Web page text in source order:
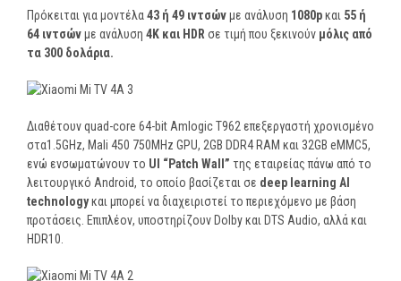
Πρόκειται για μοντέλα43 ή 49 ιντσώνμε ανάλυση 1080pκαι 55 ή
64 ιντσώνμε ανάλυση 4K και HDR σε τιμή που ξεκινούν μόλις από
τα 300 δολάρια.
Διαθέτουν quad-core 64-bit Amlogic T962 επεξεργαστή χρονισμένο
στα1.5GHz, Mali 450 750MHz GPU, 2GB DDR4 RAM και 32GB eMMC5,
ενώ ενσωματώνουν το UI “Patch Wall” της εταιρείας πάνω από το
λειτουργικό Android, το οποίο βασίζεται σε deep learning AI
technologyκαι μπορεί να διαχειριστεί το περιεχόμενο με βάση
προτάσεις. Επιπλέον, υποστηρίζουν Dolby και DTS Audio, αλλά και
HDR10.